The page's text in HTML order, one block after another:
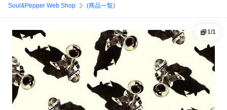
Soul&Pepper Web Shop (商品一覧)
1/1